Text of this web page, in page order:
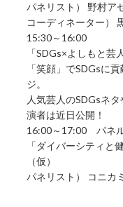
パネリスト） 野村ア
コーディネーター）
15:30～16:00
「SDGs×よしもと芸
「笑顔」でSDGsに
ジ。
人気芸人のSDGsネ
演者は近日公開！
16:00～17:00 パネ
「ダイバーシティと
（仮）
パネリスト） コニカ